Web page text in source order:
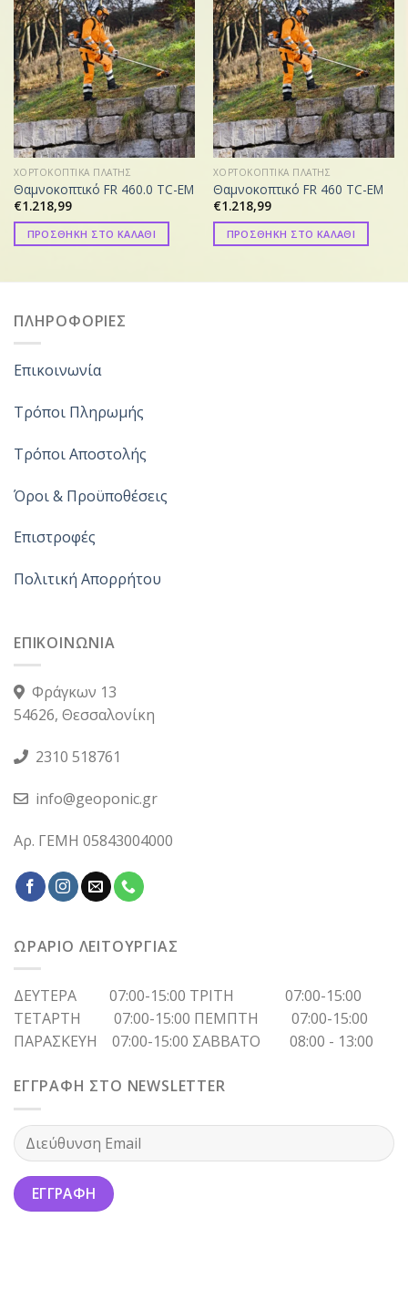
ΧΟΡΤΟΚΟΠΤΙΚΑ ΠΛΑΤΗΣ
Θαμνοκοπτικό FR 460.0 TC-EM
€1.218,99
ΠΡΟΣΘΗΚΗ ΣΤΟ ΚΑΛΑΘΙ
ΧΟΡΤΟΚΟΠΤΙΚΑ ΠΛΑΤΗΣ
Θαμνοκοπτικό FR 460 TC-EM
€1.218,99
ΠΡΟΣΘΗΚΗ ΣΤΟ ΚΑΛΑΘΙ
ΠΛΗΡΟΦΟΡΙΕΣ
Επικοινωνία
Τρόποι Πληρωμής
Τρόποι Αποστολής
Όροι & Προϋποθέσεις
Επιστροφές
Πολιτική Απορρήτου
ΕΠΙΚΟΙΝΩΝΙΑ
Φράγκων 13
54626, Θεσσαλονίκη
2310 518761
info@geoponic.gr
Αρ. ΓΕΜΗ 05843004000
ΩΡΑΡΙΟ ΛΕΙΤΟΥΡΓΙΑΣ
ΔΕΥΤΕΡΑ 07:00-15:00 ΤΡΙΤΗ 07:00-15:00
ΤΕΤΑΡΤΗ 07:00-15:00 ΠΕΜΠΤΗ 07:00-15:00
ΠΑΡΑΣΚΕΥΗ 07:00-15:00 ΣΑΒΒΑΤΟ 08:00 - 13:00
ΕΓΓΡΑΦΗ ΣΤΟ NEWSLETTER